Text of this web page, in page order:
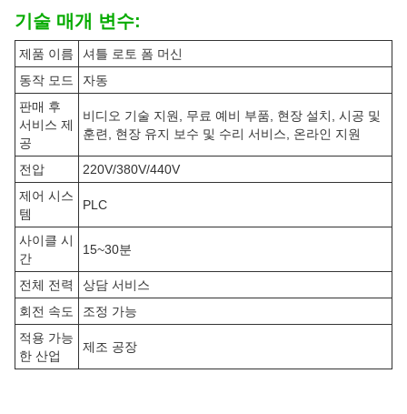
기술 매개 변수:
제품 이름
셔틀 로토 폼 머신
동작 모드
자동
판매 후
서비스 제
공
비디오 기술 지원, 무료 예비 부품, 현장 설치, 시공 및
훈련, 현장 유지 보수 및 수리 서비스, 온라인 지원
전압
220V/380V/440V
제어 시스
템
PLC
사이클 시
간
15~30분
전체 전력
상담 서비스
회전 속도
조정 가능
적용 가능
한 산업
제조 공장